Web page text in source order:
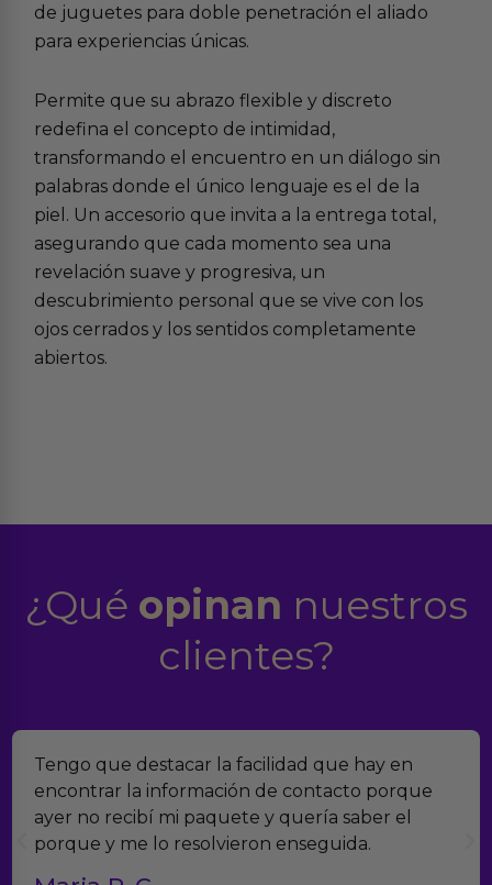
de juguetes para doble penetración el aliado
para experiencias únicas.
Permite que su abrazo flexible y discreto
redefina el concepto de intimidad,
transformando el encuentro en un diálogo sin
palabras donde el único lenguaje es el de la
piel. Un accesorio que invita a la entrega total,
asegurando que cada momento sea una
revelación suave y progresiva, un
descubrimiento personal que se vive con los
ojos cerrados y los sentidos completamente
abiertos.
¿Qué opinan nuestros
clientes?
Tengo que destacar la facilidad que hay en
encontrar la información de contacto porque
ayer no recibí mi paquete y quería saber el
porque y me lo resolvieron enseguida.